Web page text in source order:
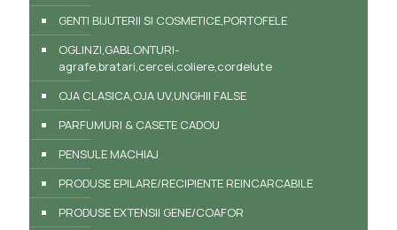
GENTI BIJUTERII SI COSMETICE,PORTOFELE
OGLINZI,GABLONTURI-
agrafe,bratari,cercei,coliere,cordelute
OJA CLASICA,OJA UV,UNGHII FALSE
PARFUMURI & CASETE CADOU
PENSULE MACHIAJ
PRODUSE EPILARE/RECIPIENTE REINCARCABILE
PRODUSE EXTENSII GENE/COAFOR